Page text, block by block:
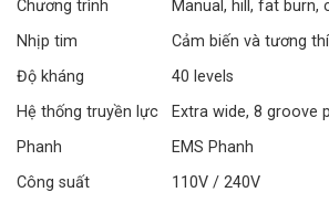
Chương trình
Manual, hill, fat
Nhịp tim
Cảm biến và tương
Độ kháng
40 levels
Hệ thống truyền lực
Extra wide, 8 groove
Phanh
EMS Phanh
Công suất
110V / 240V